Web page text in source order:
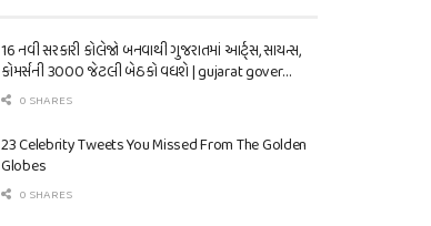
16 નવી સરકારી કોલેજો બનવાથી ગુજરાતમાં આર્ટ્સ, સાયન્સ,
કોમર્સની 3000 જેટલી બેઠકો વધશે | gujarat gover…
0 SHARES
23 Celebrity Tweets You Missed From The Golden
Globes
0 SHARES